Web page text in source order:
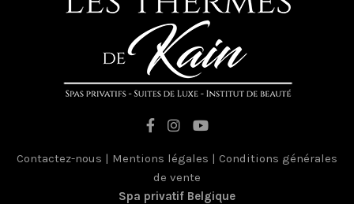
Contactez-nous | Mentions légales | Conditions générales
de vente
Spa privatif Belgique